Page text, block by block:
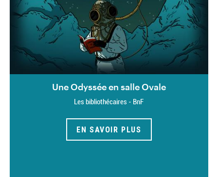
Une Odyssée en salle Ovale
Les bibliothécaires - BnF
EN SAVOIR PLUS